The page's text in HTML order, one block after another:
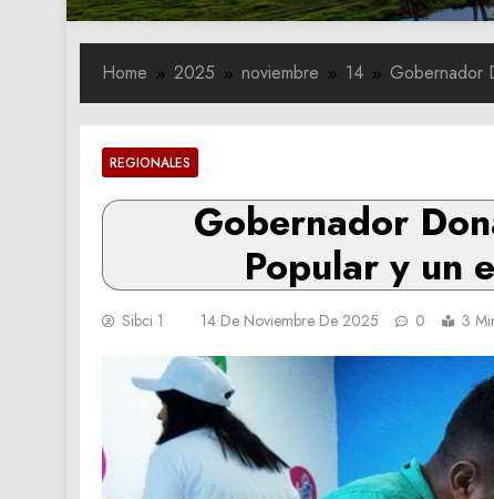
Home 2025 noviembre 14 Gobernador
REGIONALES
Gobernador
Popular y un
Sibci 1 14 De Noviembre De 2025 0 3